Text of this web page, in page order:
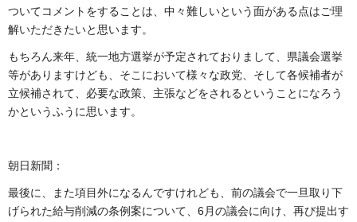
ついてコメントをすることは、中々難しいという面がある点はご理
解いただきたいと思います。
もちろん来年、統一地方選挙が予定されておりまして、県議会選挙
等がありますけども、そこにおいて様々な政党、そして各候補者が
立候補されて、必要な政策、主張などをされるということになろう
かというふうに思います。
朝日新聞：
最後に、また項目外になるんですけれども、前の議会で一旦取り下
げられた給与削減の条例案について、6月の議会に向け、再び提出す